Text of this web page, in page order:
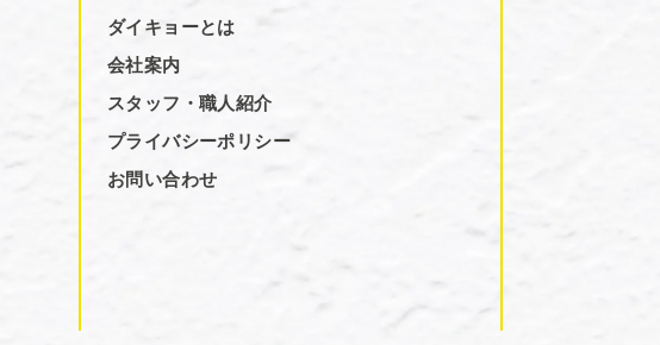
ダイキョーとは
会社案内
スタッフ・職人紹介
プライバシーポリシー
お問い合わせ